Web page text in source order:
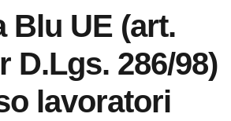
Blu UE (art.
D.Lgs. 286/98)
lavoratori